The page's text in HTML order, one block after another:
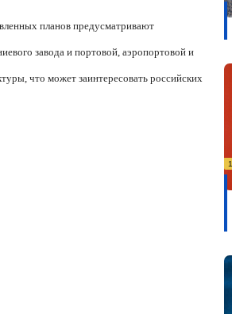
планов предусматривают
завода и портовой, аэропортовой и
что может заинтересовать российских